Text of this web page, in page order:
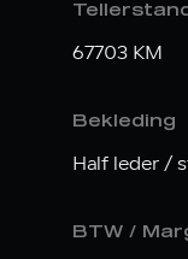
67703 KM
Bekleding
Half leder /
BTW /